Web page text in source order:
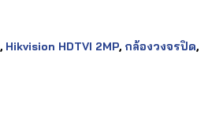
, Hikvision HDTVI 2MP, กล้องวงจรปิด,